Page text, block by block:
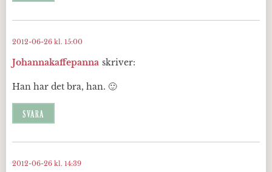
Johannakaffepanna skriver:
2012-06-26 kl. 15:00
Han har det bra, han. 🙂
SVARA
2012-06-26 kl. 14:39